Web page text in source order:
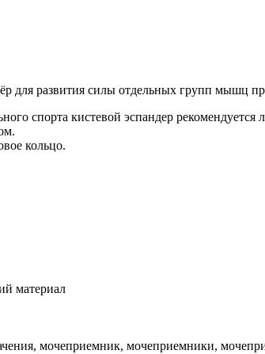
для развития силы отдельных групп
спорта кистевой эспандер
кольцо.
материал
мочеприемник, мочеприемники,